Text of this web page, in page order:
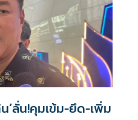
’ลั่น!คุมเข้ม-ยึด-เพิ่ม